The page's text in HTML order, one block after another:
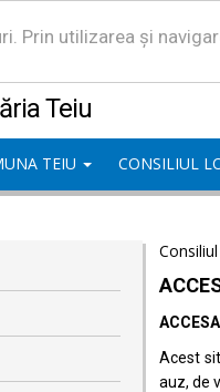
Prin utilizarea și
Teiu
TEIU CONSILIUL
Acest
auz, de